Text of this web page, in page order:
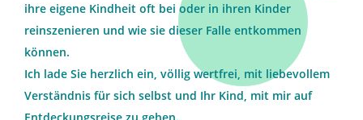
ihre eigene Kindheit oft bei oder in ihren Kinder
reinszenieren und wie sie dieser Falle entkommen
können.
Ich lade Sie herzlich ein, völlig wertfrei, mit liebevollem
Verständnis für sich selbst und Ihr Kind, mit mir auf